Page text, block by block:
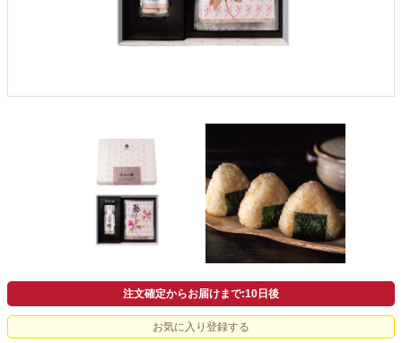
よくあるご質問
ドメイン指定受信について
無料サンプル・資料請求
注文確定からお届けまで:10日後
お気に入り登録する